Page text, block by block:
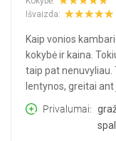
Išvaizda:
Kaip vonios
kokybė ir kaina.
taip pat nenuvyliau.
lentynos, greitai
Privalumai